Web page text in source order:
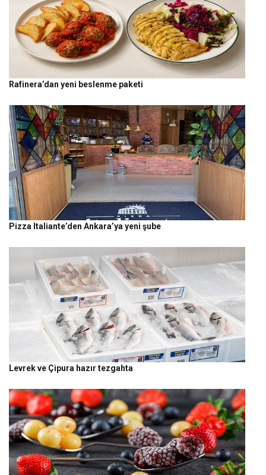
Rafinera’dan yeni beslenme paketi
Pizza Italiante’den Ankara’ya yeni şube
Levrek ve Çipura hazır tezgahta